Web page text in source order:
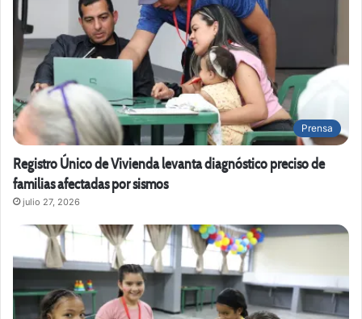
Prensa
Registro Único de Vivienda levanta diagnóstico preciso de
familias afectadas por sismos
julio 27, 2026